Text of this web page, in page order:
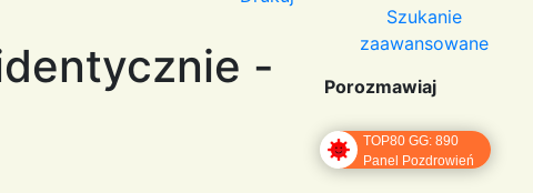
-
Szukanie
zaawansowane
Porozmawiaj
TOP80 GG: 890
Panel Pozdrowień